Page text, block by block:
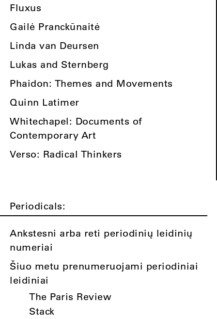
Fluxus
Gailė Pranckūnaitė
Linda van Deursen
Lukas and Sternberg
Phaidon: Themes and Movements
Quinn Latimer
Whitechapel: Documents of
Contemporary Art
Verso: Radical Thinkers
Periodicals:
Ankstesni arba reti periodinių leidinių
numeriai
Šiuo metu prenumeruojami periodiniai
leidiniai
The Paris Review
Stack